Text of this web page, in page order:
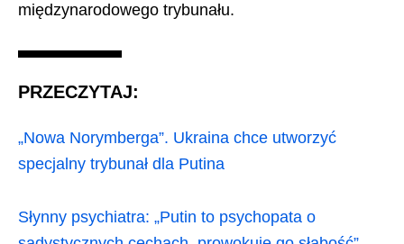
międzynarodowego trybunału.
PRZECZYTAJ:
„Nowa Norymberga”. Ukraina chce utworzyć
specjalny trybunał dla Putina
Słynny psychiatra: „Putin to psychopata o